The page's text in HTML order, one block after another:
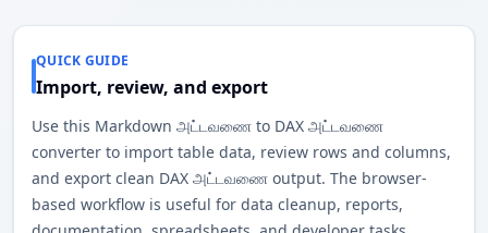
QUICK GUIDE
Import, review, and export
Use this Markdown அட்டவணை to DAX அட்டவணை
converter to import table data, review rows and columns,
and export clean DAX அட்டவணை output. The browser-
based workflow is useful for data cleanup, reports,